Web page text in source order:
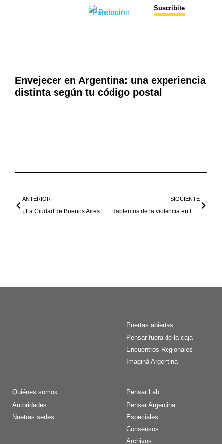
Suscribite
Envejecer en Argentina: una experiencia
distinta según tu código postal
ANTERIOR
¿La Ciudad de Buenos Aires tendrá sus propias cárceles?
SIGUIENTE
Hablemos de la violencia en las escuelas
Puertas abiertas
Pensar fuera de la caja
Encuentros Regionales
Imaginá Argentina
Quiénes somos
Autoridades
Nuetras sedes
Pensar Lab
Pensar Argentina
Especiales
Consensos
Archivos